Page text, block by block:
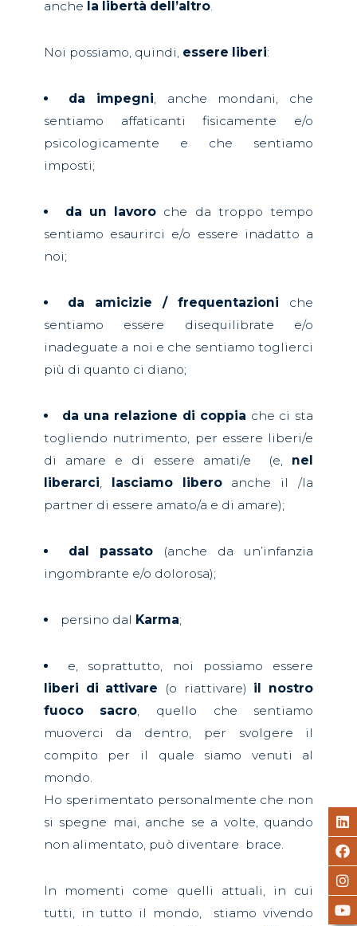
anche la libertà dell’altro.
Noi possiamo, quindi, essere liberi:
da impegni, anche mondani, che
sentiamo affaticanti fisicamente e/o
psicologicamente e che sentiamo
imposti;
da un lavoro che da troppo tempo
sentiamo esaurirci e/o essere inadatto a
noi;
da amicizie / frequentazioni che
sentiamo essere disequilibrate e/o
inadeguate a noi e che sentiamo toglierci
più di quanto ci diano;
da una relazione di coppia che ci sta
togliendo nutrimento, per essere liberi/e
di amare e di essere amati/e
(e, nel
liberarci, lasciamo libero anche il /la
partner di essere amato/a e di amare);
dal passato
(anche da un’infanzia
ingombrante e/o dolorosa);
persino dal Karma;
e, soprattutto, noi possiamo essere
liberi di attivare
(o riattivare) il nostro
fuoco sacro, quello che sentiamo
muoverci da dentro, per svolgere il
compito per il quale siamo venuti al
mondo.
Ho sperimentato personalmente che non
si spegne mai, anche se a volte, quando
non alimentato, può diventare brace.
In momenti come quelli attuali, in cui
tutti, in tutto il mondo, stiamo vivendo